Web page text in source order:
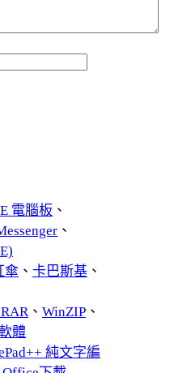
電腦板 、
、
傘 、 卡巴斯基 、
、 WinZIP 、
體
純文字編